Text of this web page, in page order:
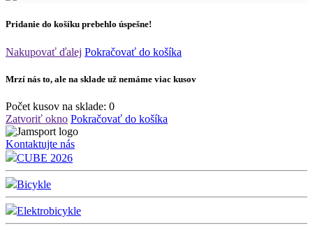
Pridanie do košíku prebehlo úspešne!
Nakupovať ďalej Pokračovať do košíka
Mrzí nás to, ale na sklade už nemáme viac kusov
Počet kusov na sklade: 0
Zatvoriť okno Pokračovať do košíka
Kontaktujte nás
CUBE 2026
Bicykle
Elektrobicykle